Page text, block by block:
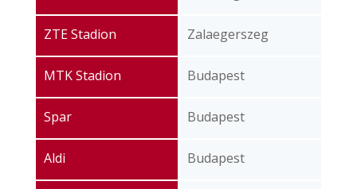
ZTE Stadion
MTK Stadion
Spar
Aldi
Zalaegerszeg
Budapest
Budapest
Budapest